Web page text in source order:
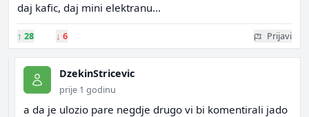
daj kafic, daj mini elektranu...
↑ 28 ↓ 6 Prijavi
DzekinStricevic
prije 1 godinu
a da je ulozio pare negdje drugo vi bi komentirali jado